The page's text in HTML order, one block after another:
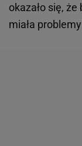
okazało się,
miała